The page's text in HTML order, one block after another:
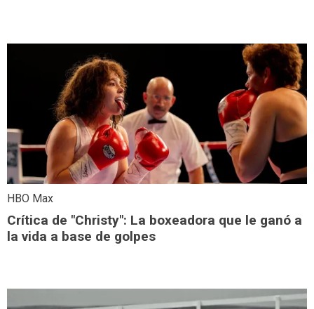
HBO Max
Crítica de "Christy": La boxeadora que le ganó a
la vida a base de golpes